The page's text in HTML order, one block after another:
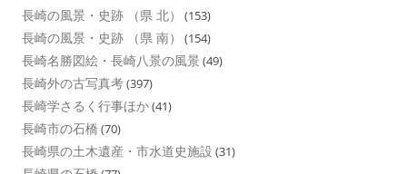
長崎の風景・史跡 （県 北） (153)
長崎の風景・史跡 （県 南） (154)
長崎名勝図絵・長崎八景の風景 (49)
長崎外の古写真考(397)
長崎学さるく行事ほか(41)
長崎市の石橋 (70)
長崎県の土木遺産・市水道史施設 (31)